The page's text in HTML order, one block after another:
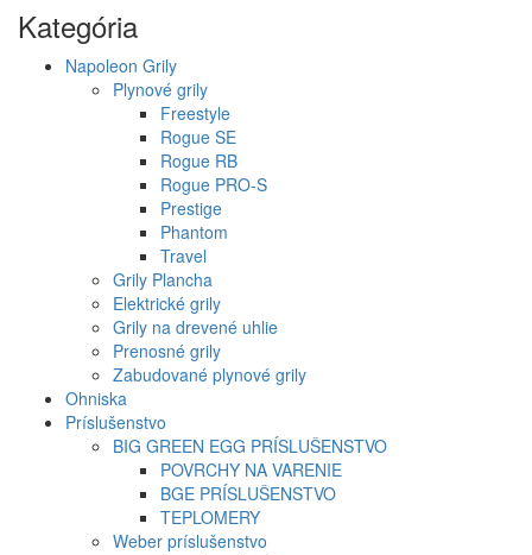
Kategória
Napoleon Grily
Plynové grily
Freestyle
Rogue SE
Rogue RB
Rogue PRO-S
Prestige
Phantom
Travel
Grily Plancha
Elektrické grily
Grily na drevené uhlie
Prenosné grily
Zabudované plynové grily
Ohniska
Príslušenstvo
BIG GREEN EGG PRÍSLUŠENSTVO
POVRCHY NA VARENIE
BGE PRÍSLUŠENSTVO
TEPLOMERY
Weber príslušenstvo